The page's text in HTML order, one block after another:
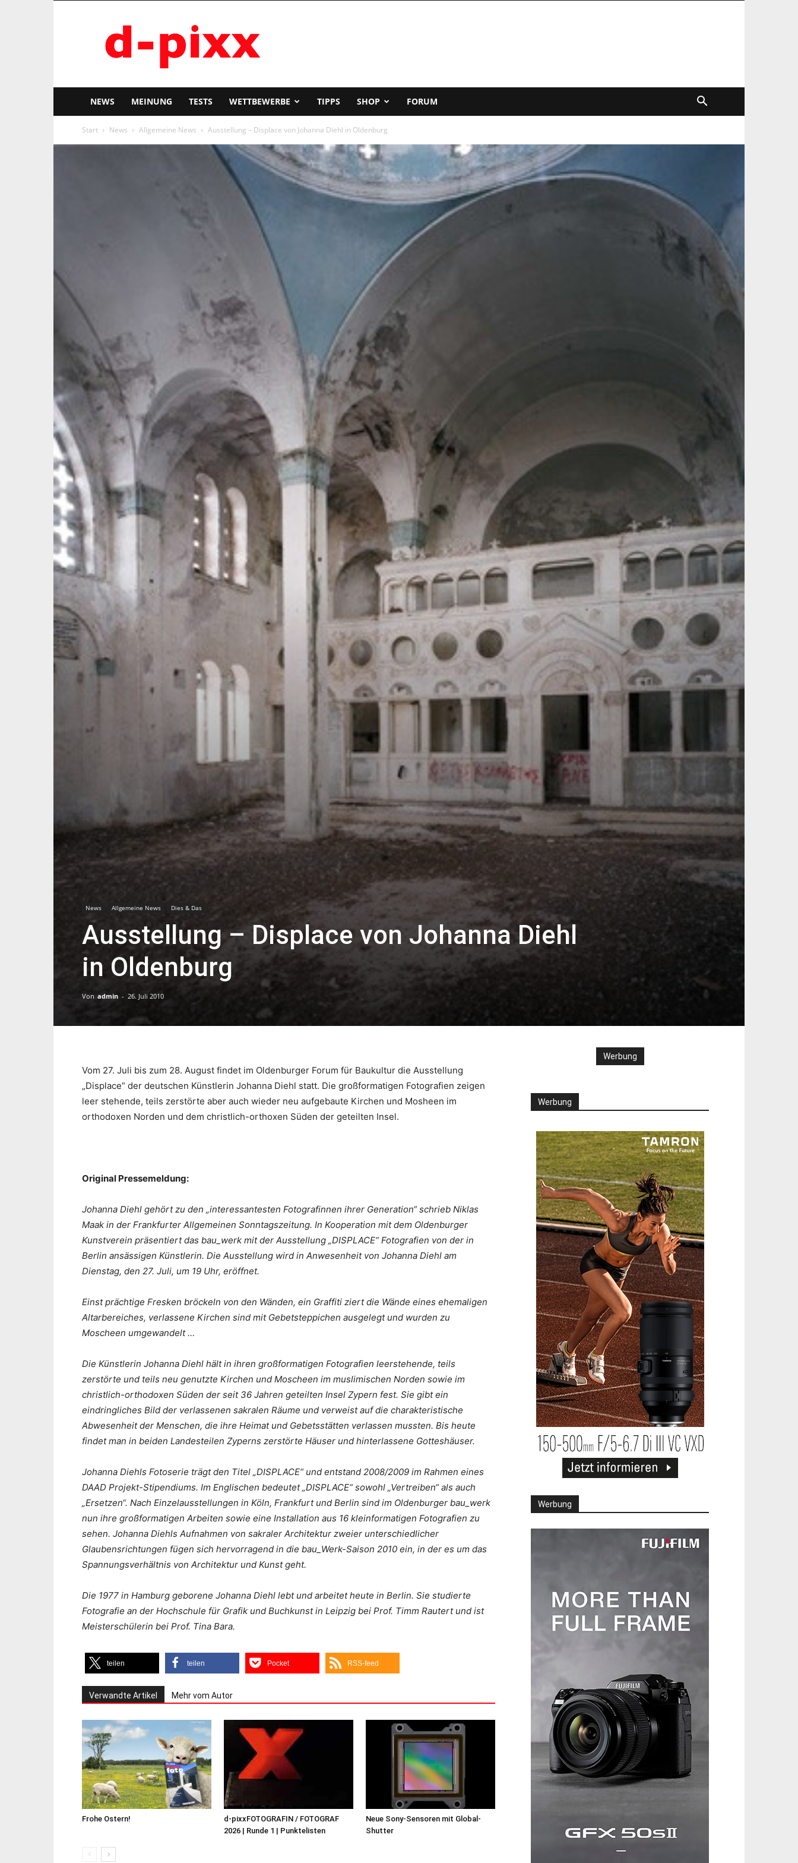
pixx
NEWS MEINUNG TESTS WETTBEWERBE TIPPS SHOP FORUM
Start News Allgemeine News Ausstellung – Displace von Johanna Diehl in Oldenburg
News Allgemeine News Dies & Das
Ausstellung – Displace von Johanna Diehl
in Oldenburg
Von admin - 26. Juli 2010
Vom 27. Juli bis zum 28. August findet im Oldenburger Forum für Baukultur die Ausstellung
„Displace“ der deutschen Künstlerin Johanna Diehl statt. Die großformatigen Fotografien zeigen
leer stehende, teils zerstörte aber auch wieder neu aufgebaute Kirchen und Mosheen im
orthodoxen Norden und dem christlich-orthoxen Süden der geteilten Insel.
Original Pressemeldung:
Johanna Diehl gehört zu den „interessantesten Fotografinnen ihrer Generation“ schrieb Niklas
Maak in der Frankfurter Allgemeinen Sonntagszeitung. In Kooperation mit dem Oldenburger
Kunstverein präsentiert das bau_werk mit der Ausstellung „DISPLACE“ Fotografien von der in
Berlin ansässigen Künstlerin. Die Ausstellung wird in Anwesenheit von Johanna Diehl am
Dienstag, den 27. Juli, um 19 Uhr, eröffnet.
Einst prächtige Fresken bröckeln von den Wänden, ein Graffiti ziert die Wände eines ehemaligen
Altarbereiches, verlassene Kirchen sind mit Gebetsteppichen ausgelegt und wurden zu
Moscheen umgewandelt …
Die Künstlerin Johanna Diehl hält in ihren großformatigen Fotografien leerstehende, teils
zerstörte und teils neu genutzte Kirchen und Moscheen im muslimischen Norden sowie im
christlich-orthodoxen Süden der seit 36 Jahren geteilten Insel Zypern fest. Sie gibt ein
eindringliches Bild der verlassenen sakralen Räume und verweist auf die charakteristische
Abwesenheit der Menschen, die ihre Heimat und Gebetsstätten verlassen mussten. Bis heute
findet man in beiden Landesteilen Zyperns zerstörte Häuser und hinterlassene Gotteshäuser.
Johanna Diehls Fotoserie trägt den Titel „DISPLACE“ und entstand 2008/2009 im Rahmen eines
DAAD Projekt-Stipendiums. Im Englischen bedeutet „DISPLACE“ sowohl „Vertreiben“ als auch
„Ersetzen“. Nach Einzelausstellungen in Köln, Frankfurt und Berlin sind im Oldenburger bau_werk
nun ihre großformatigen Arbeiten sowie eine Installation aus 16 kleinformatigen Fotografien zu
sehen. Johanna Diehls Aufnahmen von sakraler Architektur zweier unterschiedlicher
Glaubensrichtungen fügen sich hervorragend in die bau_Werk-Saison 2010 ein, in der es um das
Spannungsverhältnis von Architektur und Kunst geht.
Die 1977 in Hamburg geborene Johanna Diehl lebt und arbeitet heute in Berlin. Sie studierte
Fotografie an der Hochschule für Grafik und Buchkunst in Leipzig bei Prof. Timm Rautert und ist
Meisterschülerin bei Prof. Tina Bara.
teilen teilen Pocket RSS-feed
Verwandte Artikel Mehr vom Autor
Frohe Ostern!
d-pixxFOTOGRAFIN / FOTOGRAF
2026 | Runde 1 | Punktelisten
Neue Sony-Sensoren mit Global-
Shutter
Werbung
Werbung
Werbung